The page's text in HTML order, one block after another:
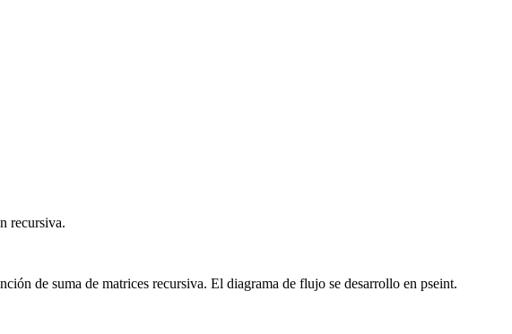
recursiva.
de suma de matrices recursiva. El diagrama de flujo se desarrollo en pseint.